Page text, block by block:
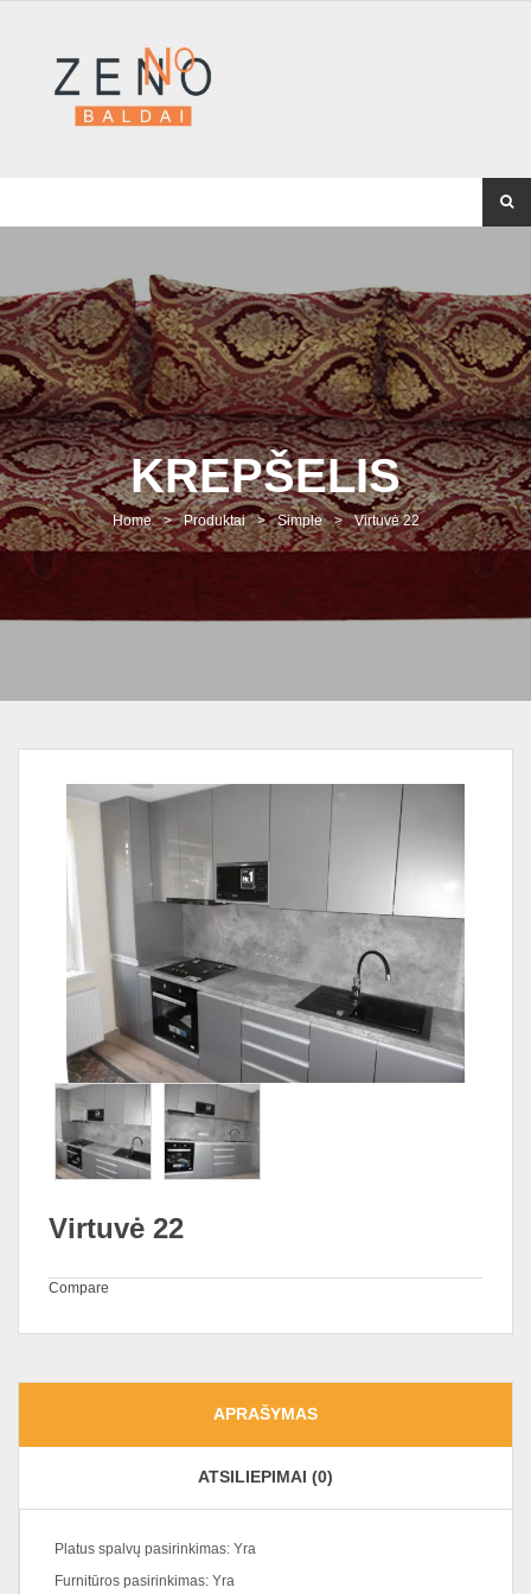
KREPŠELIS
Home > Produktai > Simple > Virtuvė 22
Virtuvė 22
Compare
APRAŠYMAS
ATSILIEPIMAI (0)
Platus spalvų pasirinkimas: Yra
Furnitūros pasirinkimas: Yra